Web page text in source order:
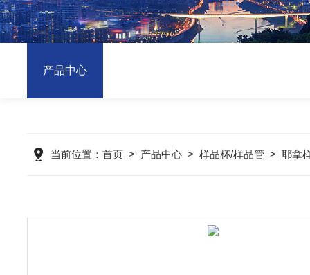
产品中心
当前位置： 首页 > 产品中心 > 样品杯/样品管 > 耶拿